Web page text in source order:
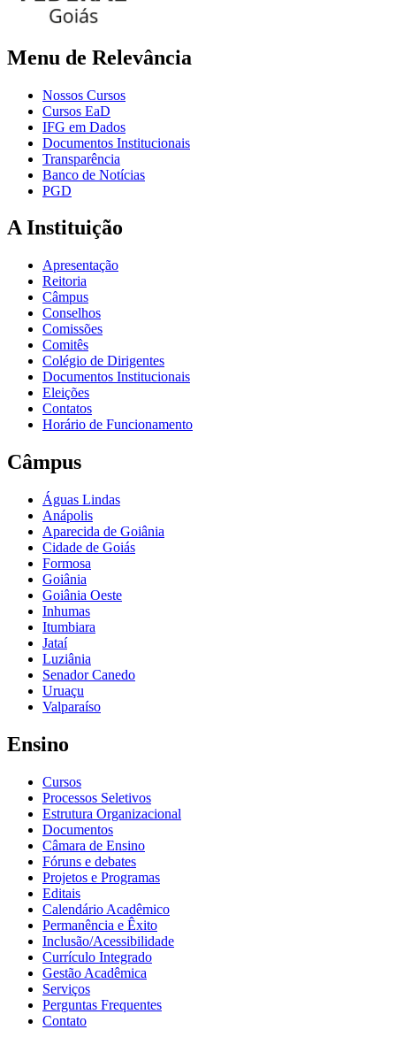
Menu de Relevância
Nossos Cursos
Cursos EaD
IFG em Dados
Documentos Institucionais
Transparência
Banco de Notícias
PGD
A Instituição
Apresentação
Reitoria
Câmpus
Conselhos
Comissões
Comitês
Colégio de Dirigentes
Documentos Institucionais
Eleições
Contatos
Horário de Funcionamento
Câmpus
Águas Lindas
Anápolis
Aparecida de Goiânia
Cidade de Goiás
Formosa
Goiânia
Goiânia Oeste
Inhumas
Itumbiara
Jataí
Luziânia
Senador Canedo
Uruaçu
Valparaíso
Ensino
Cursos
Processos Seletivos
Estrutura Organizacional
Documentos
Câmara de Ensino
Fóruns e debates
Projetos e Programas
Editais
Calendário Acadêmico
Permanência e Êxito
Inclusão/Acessibilidade
Currículo Integrado
Gestão Acadêmica
Serviços
Perguntas Frequentes
Contato